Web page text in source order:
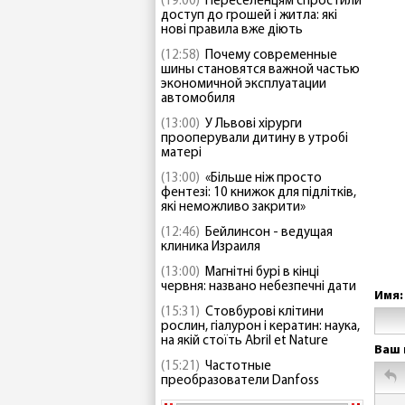
доступ до грошей і житла: які
нові правила вже діють
(12:58) Почему современные
шины становятся важной частью
экономичной эксплуатации
автомобиля
(13:00) У Львові хірурги
прооперували дитину в утробі
матері
(13:00) «Більше ніж просто
фентезі: 10 книжок для підлітків,
які неможливо закрити»
(12:46) Бейлинсон - ведущая
клиника Израиля
(13:00) Магнітні бурі в кінці
червня: названо небезпечні дати
(15:31) Стовбурові клітини
рослин, гіалурон і кератин: наука,
на якій стоїть Abril et Nature
(15:21) Частотные
преобразователи Danfoss
Имя:
Ваш